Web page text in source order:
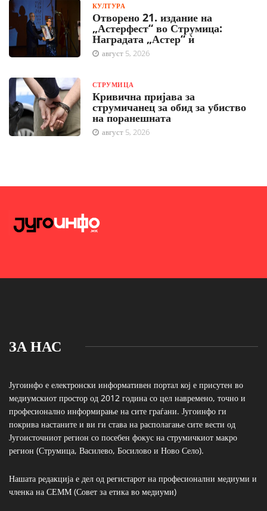
КУЛТУРА
Отворено 21. издание на
„Астерфест“ во Струмица:
Наградата „Астер“ ѝ
август 5, 2026
СТРУМИЦА
Кривична пријава за
струмичанец за обид за убиство
на поранешната
август 5, 2026
ЗА НАС
Југоинфо е електронски информативен портал кој е присутен во
медиумскиот простор од 2012 година со цел навремено, точно и
професионално информирање на сите граѓани. Југоинфо ги
покрива настаните и ви ги става на располагање сите вести од
Југоисточниот регион со посебен фокус на струмичкиот макро
регион (Струмица, Василево, Босилово и Ново Село).
Нашата редакција е дел од регистарот на професионални медиуми и
членка на СЕММ (Совет за етика во медиуми)